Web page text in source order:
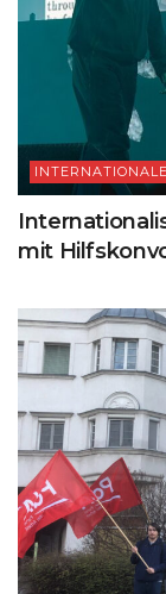
mit